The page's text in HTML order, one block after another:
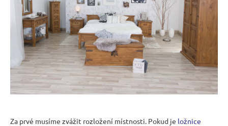
Za prvé musíme zvážit rozložení místnosti. Pokud je ložnice
í
t
?